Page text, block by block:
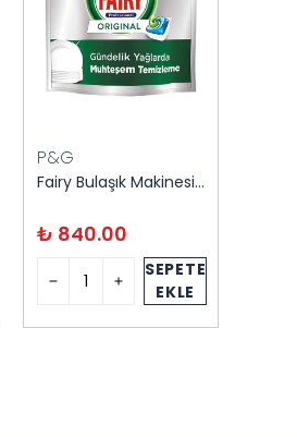
P&G
Fairy Bulaşık Makinesi Tableti 100'lü
₺ 840.00
SEPETE
EKLE